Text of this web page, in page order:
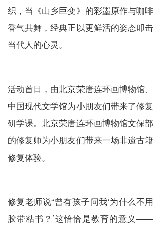
织，当《山乡巨变》的彩墨原作与咖啡
香气共舞，经典正以更鲜活的姿态叩击
当代人的心灵。
活动首日，由北京荣唐连环画博物馆、
中国现代文学馆为小朋友们带来了修复
研学课。北京荣唐连环画博物馆文保部
的修复师为小朋友们带来一场非遗古籍
修复体验。
修复老师说“曾有孩子问我‘为什么不用
胶带粘书？’这恰恰是教育的意义——